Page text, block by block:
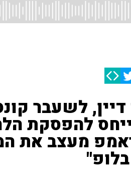
דיין, לשעבר
להפסקת
מעצב את